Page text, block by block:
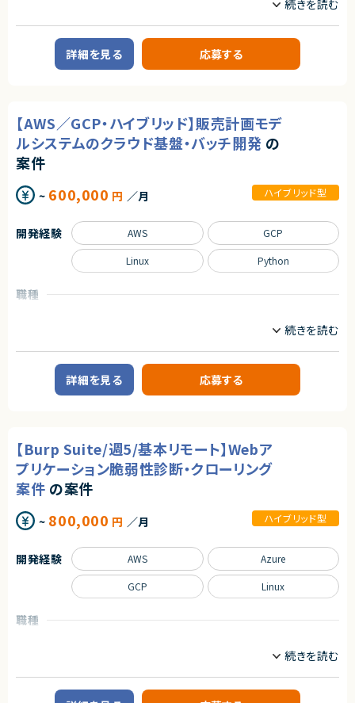
求めるスキル
【必須スキル】
■下記の言語を複数経験のある方
・Next.js
・Go
・Github Actions
・Terraform
・Redis
・GCP, AWS
【歓迎条件】
・大規模サービスの開発に携わったことがある
・CTO、テックリードとして開発組織をリードしてきた経験
・Next.jsの実務経験
・Github Actions、CircleCIの実務経験
株式会社LASSIC
エージェントから
★フルリモート※日本にお住いの方のみの募集になります
★中長期で参画いただける案件です！
★弊社から20名以上参画中の企業様になります！※事業部は異なります
★横新規開発の立ち上げや横断的にプロジェクトを見ることができます。
る存在になれるプロダクトは決して多くありません。
本サービスは、まさにその可能性を持つプロダクトであり、さらにその中心メ
ンバーとして関われるフェーズは、まだ組織がコンパクトな「今」だけです。
自らの判断やアウトプットでプロダクトと事業を前進させ、社会に価値ある
事業成長を次の段階へ進めるにあたり、プロダクト開発体制および組織基
盤を強化することを目的とした増員募集です。
◆会社・事業について
当社は、ビジネスシーンにおける日程調整業務を効率化するSaaSを自社で
創業以来、外部資本に依存せず、継続的な売上成長と黒字経営を実現して
います。
提供しているサービスは、機能性やユーザー体験の評価が高く、国内のみな
らず海外からも注目され、グローバルに利用が拡大しています。
◆プロダクトの特長
独自技術・特許を活用した他社にはない機能群
大手企業から成長企業まで、幅広い業種での導入実績（数万社規模）
日程調整は、多くの人が日常的に行う業務である一方、長年にわたり非効率
な手法が使われ続けてきた領域でもあります。
近年は、業務のデジタル化・生産性向上の流れを背景に、この分野自体が急
す。
求めるスキル
◆スキル・経験
（プロダクト企画、要件定義、改善サイクルへの継続的な関与）
・ユーザー課題を起点とした機能設計・仕様設計の経験
・UI/UXに関する基礎的な知識・判断力
・開発優先度の設計・ロードマップ策定の経験
・エンジニアと円滑にコミュニケーションできる技術理解
・関係者（営業・CS・経営層）と連携しながらプロダクトを推進した経験
・障害対応・運用改善など、プロダクト品質に責任を持った経験
契約元
株式会社LASSIC
職種
サーバーサイドエンジニア
【案件概要】
規開発および既存システム改修をご担当いただきます。
複数名の開発チームに参画し、設計～実装・テスト・運用保守まで一連の工
程に携わっていただく想定です。
・要件定義書、基本設計書をもとにした詳細設計・実装
・Laravel等のPHPフレームワークを用いたWebアプリケーション開発
・Gitを用いたチーム開発（レビュー・品質担保含む）
※ご経験に応じて、メンバーの技術フォローやタスク管理をお任せする可能
性があります。
・PHPを用いたWebアプリケーション開発経験（2年以上）
・PHPフレームワーク（Laravel / CakePHP / Symfony 等）の利用経験
・RDB設計およびSQL実装経験（MySQL / PostgreSQL 等）
・HTML / CSS / JavaScript の基本知識
・Gitを利用したチーム開発経験
・要件定義書・設計書に基づいた開発経験
・REST API連携の実装経験
・コミュニケーションを取りながら主体的に業務を進められる方
【尚可スキル・経験】
・Laravelを用いた開発経験
・クラウド環境（AWS / Azure / GCP）での構築・運用経験
・Docker / Kubernetes の利用経験
・Vue.js / React 等のフロントエンドフレームワーク経験
・アジャイル開発（Scrum / SAFe 等）の経験
・PM / PL経験
PostgreSQL
SQL Symfony
詳細を見る 応募する
【AWS／GCP・ハイブリッド】販売計画モデ
ルシステムのクラウド基盤・バッチ開発 の
案件
~ 600,000 円 ／月 ハイブリッド型
職種
業務内容
■企業概要
小売・流通領域を中心に、業務システムの企画・開発・運用を行う元請企業で
■プロダクトやサービスの概要
プレシーズンにおける販売計画モデルをシステムとして実装し、
基幹系システムと連携することで、販売計画策定・データ連携を支援するモ
デルシステムです。
■業務内容
販売計画モデルシステムにおいて、AWS／GCP上のクラウド基盤の運用・保
あわせて、Pythonを用いたバッチ処理の実装やデータ加工処理の開発を行
い、
CI/CD（GitHub Actions）やIaC（AWS SAM）を活用した運用改善・自動化に
も携わっていただきます。
求めるスキル
・GitHub Actions 等の CI/CD ツールを用いた DevOps 経験
開発経験 AWS GCP
Linux Python
詳細を見る 応募する
【Burp Suite/週5/基本リモート】Webア
プリケーション脆弱性診断・クローリング
案件 の案件
~ 800,000 円 ／月 ハイブリッド型
職種
セキュリティ診断およびコンサルティングを提供する企業様です。
開発経験 AWS Azure
GCP Linux